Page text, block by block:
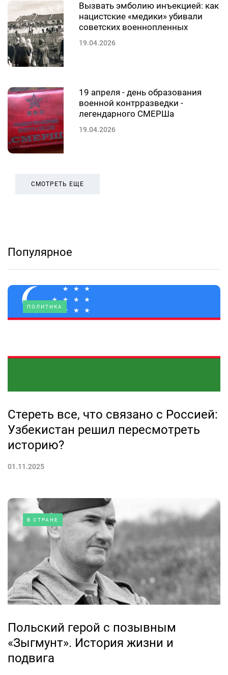
Вызвать эмболию инъекцией: как
нацистские «медики» убивали
советских военнопленных
19.04.2026
19 апреля - день образования
военной контрразведки -
легендарного СМЕРШа
19.04.2026
СМОТРЕТЬ ЕЩЕ
Популярное
ПОЛИТИКА
Стереть все, что связано с Россией:
Узбекистан решил пересмотреть
историю?
01.11.2025
В СТРАНЕ
Польский герой с позывным
«Зыгмунт». История жизни и
подвига